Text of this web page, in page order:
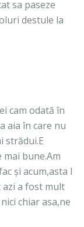
sa paseze
destule la
cam odată în
aia în care nu
strădui.E
bune.Am
și acum,asta I
azi a fost mult
chiar asa,ne